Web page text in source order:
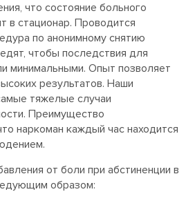
что состояние больного
в стационар. Проводится
по анонимному снятию
чтобы последствия для
минимальными. Опыт позволяет
результатов. Наши
тяжелые случаи
Преимущество
наркоман каждый час находится
от боли при абстиненции в
образом: